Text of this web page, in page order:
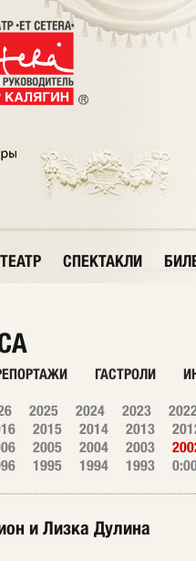
ТЕАТР СПЕКТАКЛИ
ГАСТРОЛИ
2025 2024 2023
2015 2014 2013
2005 2004 2003
1995 1994 1993
и Лизка Дулина